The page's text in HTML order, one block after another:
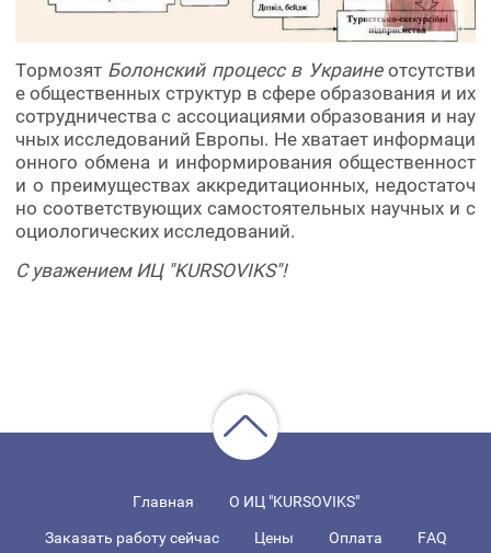
Тормозят Болонский процесс в Украинеотсутстви
е общественных структур в сфере образования и их
сотрудничества с ассоциациями образования и нау
чных исследований Европы. Не хватает информаци
онного обмена и информирования общественност
и о преимуществах аккредитационных, недостаточ
но соответствующих самостоятельных научных и с
оциологических исследований.
С уважением ИЦ "KURSOVIKS"!
Главная О ИЦ "KURSOVIKS"
Заказать работу сейчас Цены Оплата FAQ